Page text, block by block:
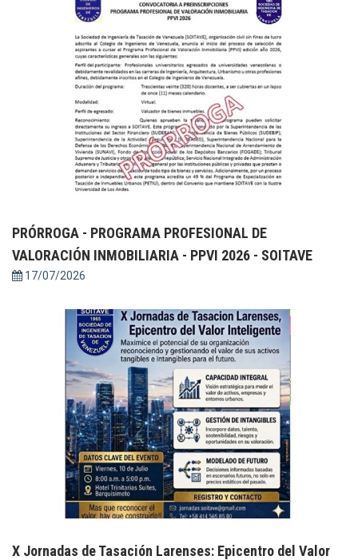
PRÓRROGA - PROGRAMA PROFESIONAL DE
VALORACIÓN INMOBILIARIA - PPVI 2026 - SOITAVE
17/07/2026
X Jornadas de Tasación Larenses: Epicentro del Valor